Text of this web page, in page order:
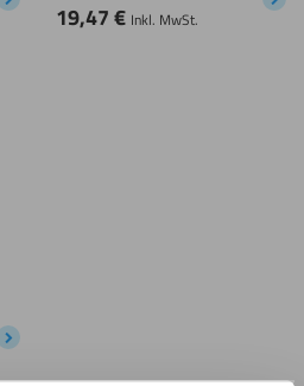
19,47€ Inkl. MwSt.